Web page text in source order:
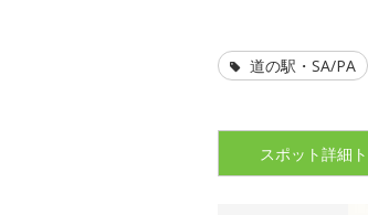
道の駅・SA/PA
スポット詳細